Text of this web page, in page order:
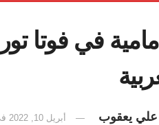
في فوتا
علي يعقوب أبريل 10, 2022